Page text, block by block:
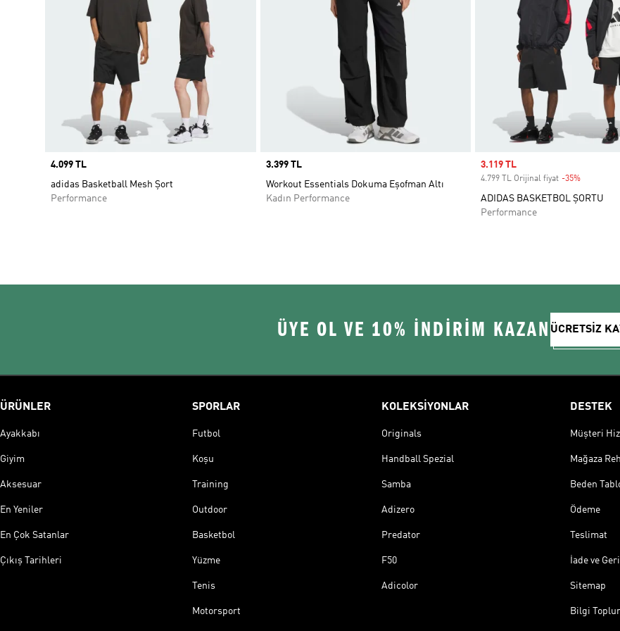
Price
4.099 TL
adidas Basketball Mesh Şort
Performance
Price
3.399 TL
Workout Essentials Dokuma Eşofman Altı
Kadın Performance
Sale price
3.119 TL
4.799 TL Orijinal fiyat -35%
ADIDAS BASKETBOL ŞORTU
Performance
ÜYE OL VE 10% İNDİRİM KAZAN ÜCRETSİZ
ÜRÜNLER
Ayakkabı
Giyim
Aksesuar
En Yeniler
En Çok Satanlar
Çıkış Tarihleri
SPORLAR
Futbol
Koşu
Training
Outdoor
Basketbol
Yüzme
Tenis
Motorsport
KOLEKSİYONLAR
Originals
Handball Spezial
Samba
Adizero
Predator
F50
Adicolor
DESTEK
Müşteri
Mağaza
Beden
Ödeme
Teslimat
İade ve
Sitemap
Bilgi